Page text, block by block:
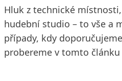
Hluk z technické
hudební studio – to vše a
případy, kdy
probereme v tomto